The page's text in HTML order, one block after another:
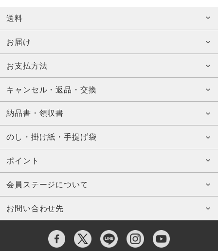
送料
お届け
お支払方法
キャンセル・返品・交換
納品書・領収書
のし・掛け紙・手提げ袋
ポイント
会員ステージについて
お問い合わせ先